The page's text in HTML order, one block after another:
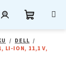
/ DELL /
LI-ION, 11,1 V,